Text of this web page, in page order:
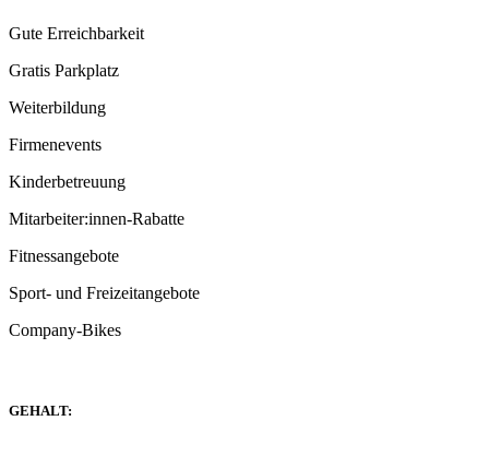
Gute Erreichbarkeit
Gratis Parkplatz
Weiterbildung
Firmenevents
Kinderbetreuung
Mitarbeiter:innen-Rabatte
Fitnessangebote
Sport- und Freizeit­angebote
Company-Bikes
GEHALT: